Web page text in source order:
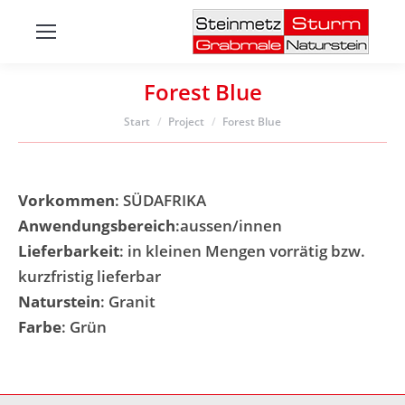
Forest Blue
Sie befinden sich hier:
Start Project Forest Blue
Vorkommen: SÜDAFRIKA
Anwendungsbereich:aussen/innen
Lieferbarkeit: in kleinen Mengen vorrätig bzw.
kurzfristig lieferbar
Naturstein: Granit
Farbe: Grün